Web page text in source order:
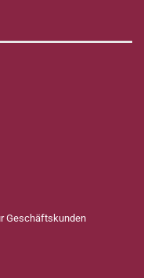
Geschäftskunden